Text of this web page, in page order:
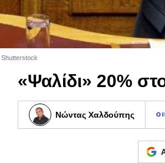
«Ψαλίδι» 20%
Νώντας Χαλδούπης